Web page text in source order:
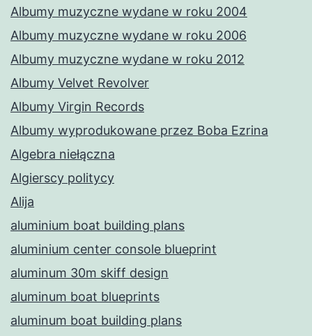
Albumy muzyczne wydane w roku 2004
Albumy muzyczne wydane w roku 2006
Albumy muzyczne wydane w roku 2012
Albumy Velvet Revolver
Albumy Virgin Records
Albumy wyprodukowane przez Boba Ezrina
Algebra niełączna
Algierscy politycy
Alija
aluminium boat building plans
aluminium center console blueprint
aluminum 30m skiff design
aluminum boat blueprints
aluminum boat building plans